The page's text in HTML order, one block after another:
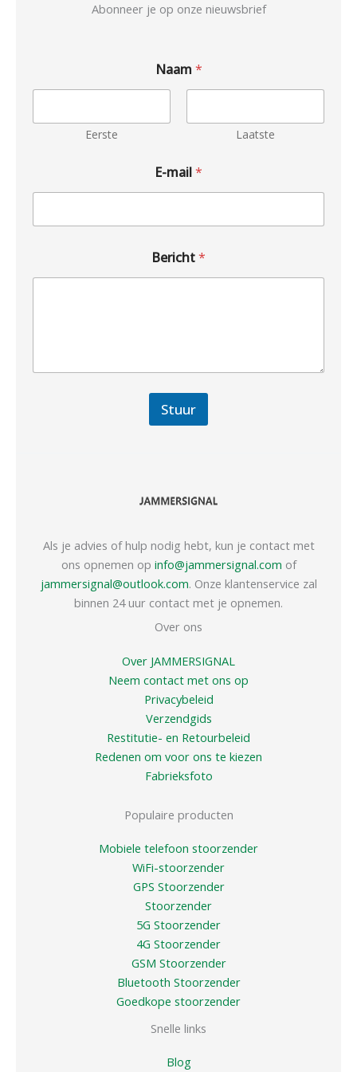
Abonneer je op onze nieuwsbrief
Naam *
Eerste Laatste
E-mail*
Bericht*
Stuur
Als je advies of hulp nodig hebt, kun je contact met
ons opnemen op info@jammersignal.com of
jammersignal@outlook.com. Onze klantenservice zal
binnen 24 uur contact met je opnemen.
Over ons
Over JAMMERSIGNAL
Neem contact met ons op
Privacybeleid
Verzendgids
Restitutie- en Retourbeleid
Redenen om voor ons te kiezen
Fabrieksfoto
Populaire producten
Mobiele telefoon stoorzender
WiFi-stoorzender
GPS Stoorzender
Stoorzender
5G Stoorzender
4G Stoorzender
GSM Stoorzender
Bluetooth Stoorzender
Goedkope stoorzender
Snelle links
Blog